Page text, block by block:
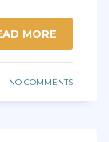
MORE
NO COMMENTS